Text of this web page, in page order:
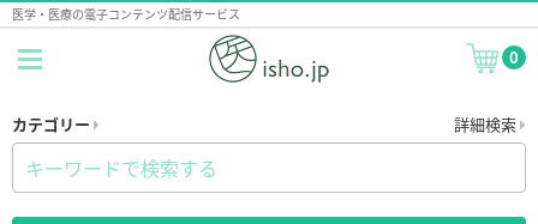
医学・医療の電子コンテンツ配信サービス
0
カテゴリー 詳細検索